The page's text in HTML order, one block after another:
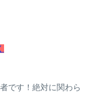
です！絶対に関わら